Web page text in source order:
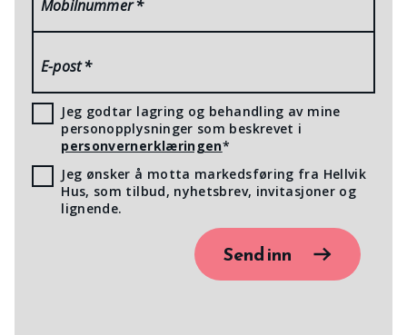
Mobilnummer*
E-post*
Jeg godtar lagring og behandling av mine
personopplysninger som beskrevet i
personvernerklæringen*
Jeg ønsker å motta markedsføring fra Hellvik
Hus, som tilbud, nyhetsbrev, invitasjoner og
lignende.
Send inn